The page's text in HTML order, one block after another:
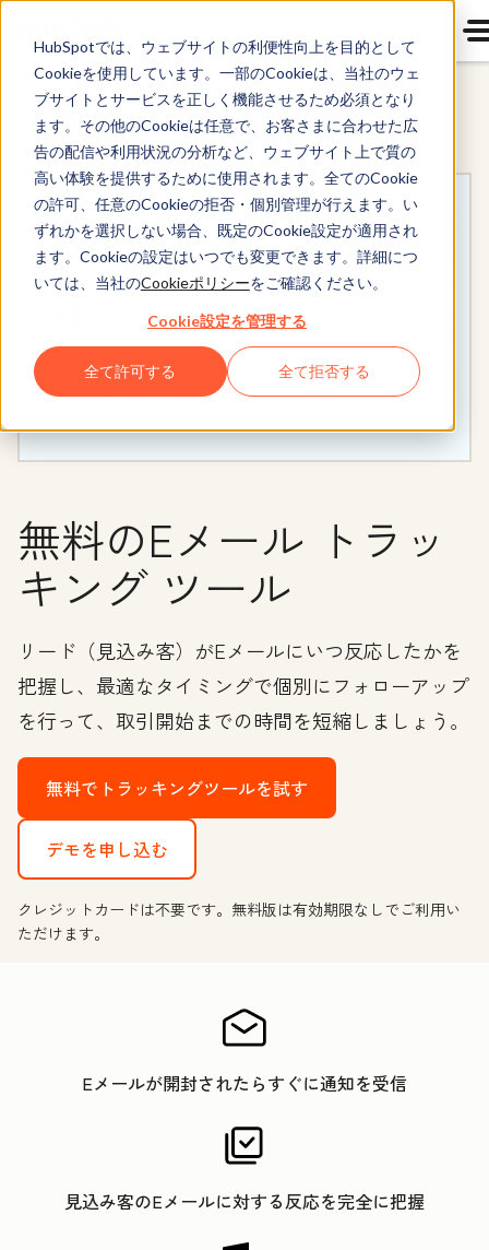
HubSpotでは、ウェブサイトの利便性向上を目的として
Cookieを使用しています。一部のCookieは、当社のウェ
ブサイトとサービスを正しく機能させるため必須となり
ます。その他のCookieは任意で、お客さまに合わせた広
告の配信や利用状況の分析など、ウェブサイト上で質の
高い体験を提供するために使用されます。全てのCookie
の許可、任意のCookieの拒否・個別管理が行えます。い
ずれかを選択しない場合、既定のCookie設定が適用され
ます。Cookieの設定はいつでも変更できます。詳細につ
いては、当社のCookieポリシーをご確認ください。
Cookie設定を管理する
全て許可する 全て拒否する
Sales Hub
無料のEメール トラッ
キング ツール
リード（見込み客）がEメールにいつ反応したかを
把握し、最適なタイミングで個別にフォローアップ
を行って、取引開始までの時間を短縮しましょう。
無料でトラッキングツールを試す
デモを申し込む
クレジットカードは不要です。無料版は有効期限なしでご利用い
ただけます。
Eメールが開封されたらすぐに通知を受信
見込み客のEメールに対する反応を完全に把握